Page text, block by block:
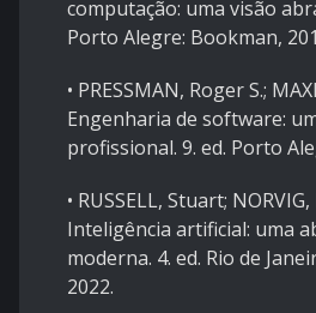
computação: uma visão
Porto Alegre: Bookman,
• PRESSMAN, Roger S.;
Engenharia de software:
profissional. 9. ed. Porto
• ​RUSSELL, Stuart;
Inteligência artificial: uma
moderna. 4. ed. Rio de
2022.